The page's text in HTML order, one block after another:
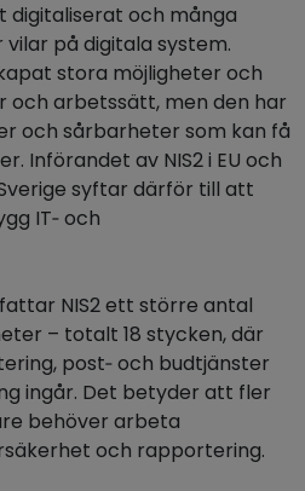
digitaliserat och många
på digitala system.
stora möjligheter och
och arbetssätt, men den har
och sårbarheter som kan få
Införandet av NIS2 i EU och
syftar därför till att
IT‑ och
NIS2 ett större antal
– totalt 18 stycken, där
post‑ och budtjänster
ingår. Det betyder att fler
behöver arbeta
och rapportering.